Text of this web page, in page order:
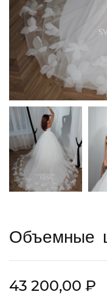
Объемные
43 200,00 ₽